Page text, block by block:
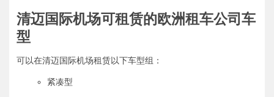
清迈国际机场可租赁的欧洲租车公司车
型
可以在清迈国际机场租赁以下车型组：
紧凑型